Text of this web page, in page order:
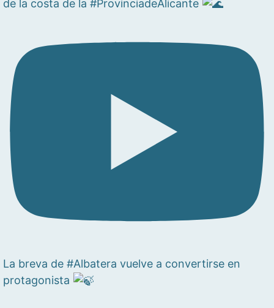
de la costa de la #ProvinciadeAlicante
La breva de #Albatera vuelve a convertirse en
protagonista